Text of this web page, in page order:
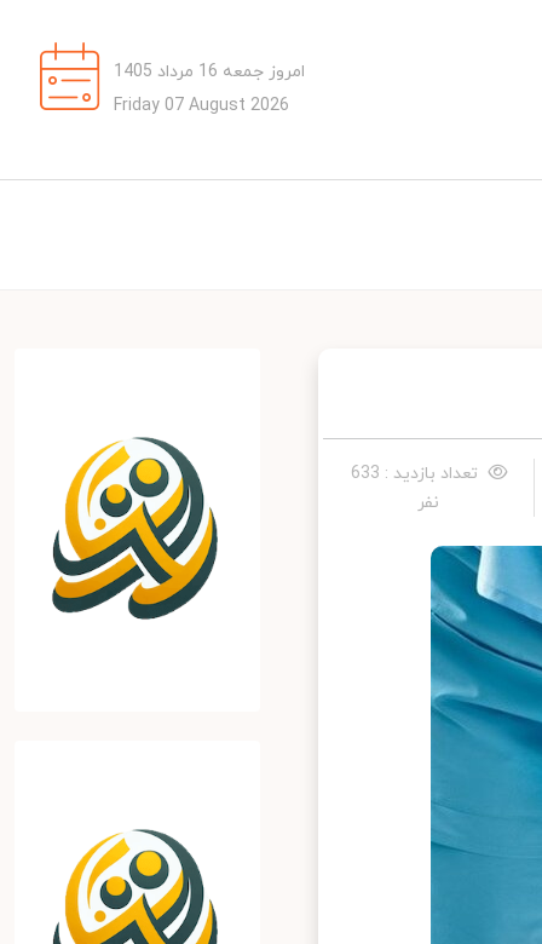
امروز جمعه 16 مرداد 1405
Friday 07 August 2026
تعداد بازدید : 633
نفر